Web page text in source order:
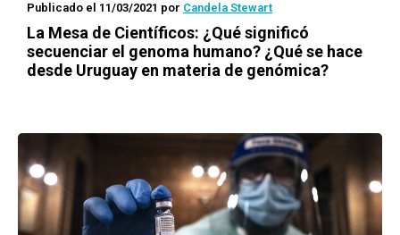
Publicado el 11/03/2021 por Candela Stewart
La Mesa de Científicos: ¿Qué significó
secuenciar el genoma humano? ¿Qué se hace
desde Uruguay en materia de genómica?